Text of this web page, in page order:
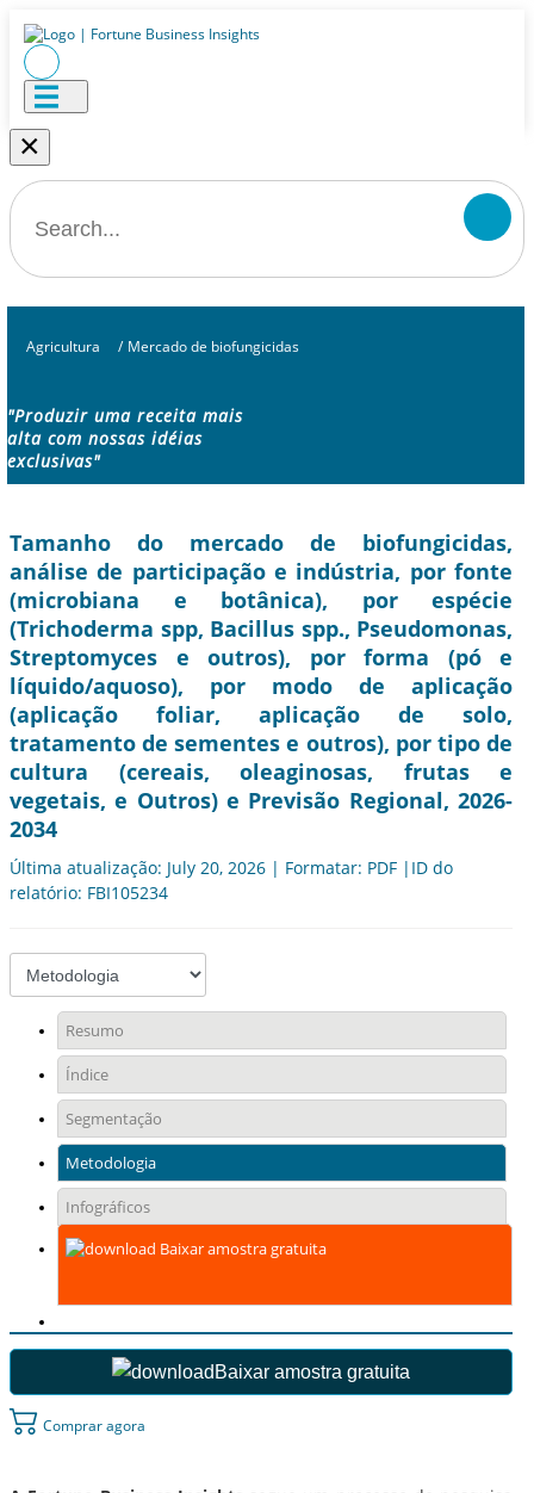
×
Agricultura / Mercado de biofungicidas
"Produzir uma receita mais
alta com nossas idéias
exclusivas"
Tamanho do mercado de biofungicidas,
análise de participação e indústria, por fonte
(microbiana e botânica), por espécie
(Trichoderma spp, Bacillus spp., Pseudomonas,
Streptomyces e outros), por forma (pó e
líquido/aquoso), por modo de aplicação
(aplicação foliar, aplicação de solo,
tratamento de sementes e outros), por tipo de
cultura (cereais, oleaginosas, frutas e
vegetais, e Outros) e Previsão Regional, 2026-
2034
Última atualização: July 20, 2026 | Formatar: PDF |ID do
relatório: FBI105234
Resumo
Índice
Segmentação
Metodologia
Infográficos
Baixar amostra gratuita
Baixar amostra gratuita
Comprar agora